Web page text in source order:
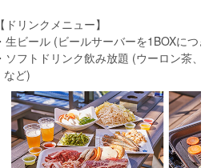
【ドリンクメニュー】
生ビール (ビールサーバーを1BOXにつ
ソフトドリンク飲み放題 (ウーロン茶、
など)